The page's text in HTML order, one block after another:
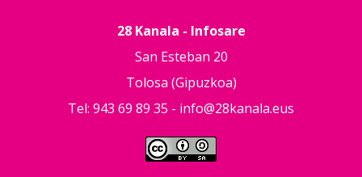
28 Kanala - Infosare
San Esteban 20
Tolosa (Gipuzkoa)
Tel: 943 69 89 35 - info@28kanala.eus